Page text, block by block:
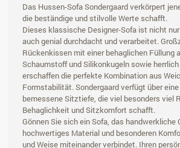
Das Hussen-Sofa Sondergaard verkörpert
die beständige und stilvolle Werte schafft.
Dieses klassische Designer-Sofa ist nicht
auch genial durchdacht und verarbeitet.
Rückenkissen mit einer behaglichen Füllung
Schaumstoff und Silikonkugeln sowie
erschaffen die perfekte Kombination aus
Formstabilität. Sondergaard verfügt über
bemessene Sitztiefe, die viel besonders viel
Behaglichkeit und Sitzkomfort schafft.
Gönnen Sie sich ein Sofa, das handwerkliche
hochwertiges Material und besonderen
und Weise miteinander verbindet. Ihren